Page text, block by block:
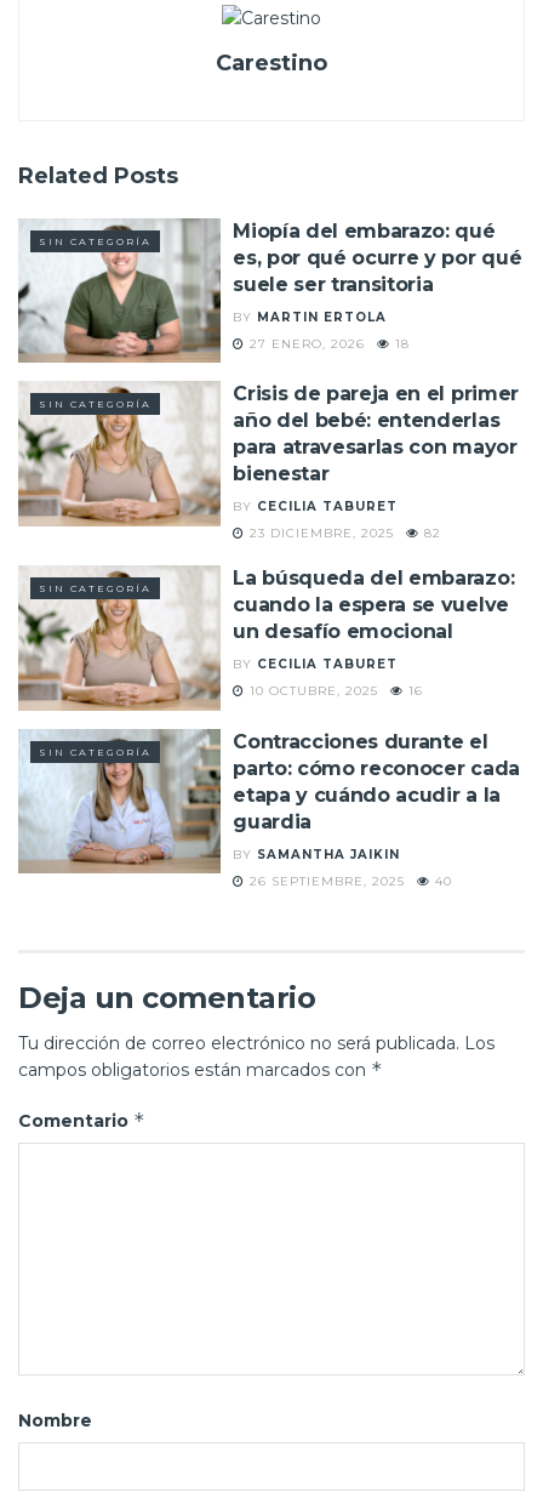
Carestino
Related Posts
SIN CATEGORÍA
Miopía del embarazo: qué
es, por qué ocurre y por qué
suele ser transitoria
BY MARTIN ERTOLA
27 ENERO, 2026
18
SIN CATEGORÍA
Crisis de pareja en el primer
año del bebé: entenderlas
para atravesarlas con mayor
bienestar
BY CECILIA TABURET
23 DICIEMBRE, 2025
82
SIN CATEGORÍA
La búsqueda del embarazo:
cuando la espera se vuelve
un desafío emocional
BY CECILIA TABURET
10 OCTUBRE, 2025
16
SIN CATEGORÍA
Contracciones durante el
parto: cómo reconocer cada
etapa y cuándo acudir a la
guardia
BY SAMANTHA JAIKIN
26 SEPTIEMBRE, 2025
40
Deja un comentario
Tu dirección de correo electrónico no será publicada. Los
campos obligatorios están marcados con *
Comentario *
Nombre